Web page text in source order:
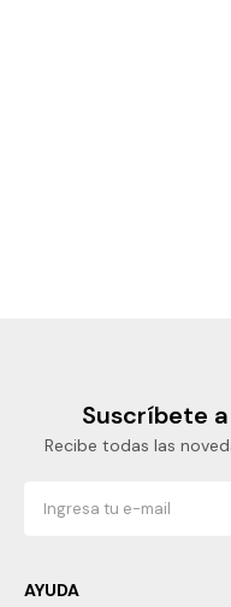
Suscríbete
Recibe todas las
AYUDA